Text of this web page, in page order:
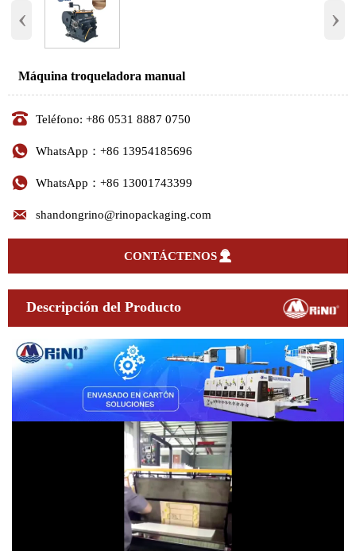
‹ ›
Máquina troqueladora manual
 Teléfono: +86 0531 8887 0750
 WhatsApp：+86 13954185696
 WhatsApp：+86 13001743399
 shandongrino@rinopackaging.com
CONTÁCTENOS
Descripción del Producto